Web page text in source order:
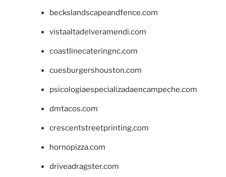
beckslandscapeandfence.com
vistaaltadelveramendi.com
coastlinecateringnc.com
cuesburgershouston.com
psicologiaespecializadaencampeche.com
dmtacos.com
crescentstreetprinting.com
hornopizza.com
driveadragster.com